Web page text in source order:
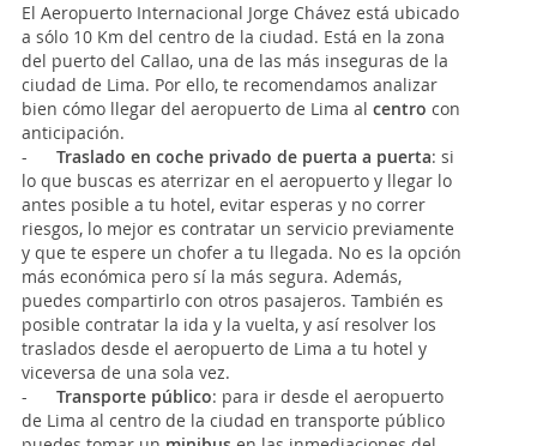
El Aeropuerto Internacional Jorge Chávez está ubicado
a sólo 10 Km del centro de la ciudad. Está en la zona
del puerto del Callao, una de las más inseguras de la
ciudad de Lima. Por ello, te recomendamos analizar
bien cómo llegar del aeropuerto de Lima al centro con
anticipación.
- Traslado en coche privado de puerta a puerta: si
lo que buscas es aterrizar en el aeropuerto y llegar lo
antes posible a tu hotel, evitar esperas y no correr
riesgos, lo mejor es contratar un servicio previamente
y que te espere un chofer a tu llegada. No es la opción
más económica pero sí la más segura. Además,
puedes compartirlo con otros pasajeros. También es
posible contratar la ida y la vuelta, y así resolver los
traslados desde el aeropuerto de Lima a tu hotel y
viceversa de una sola vez.
- Transporte público: para ir desde el aeropuerto
de Lima al centro de la ciudad en transporte público